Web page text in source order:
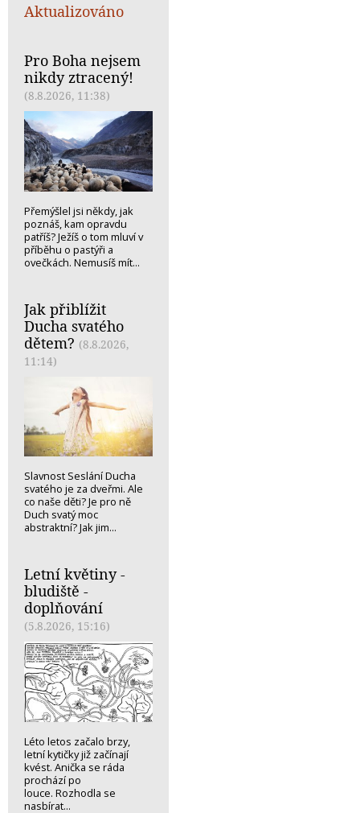
Aktualizováno
Pro Boha nejsem
nikdy ztracený!
(8.8.2026, 11:38)
Přemýšlel jsi někdy, jak
poznáš, kam opravdu
patříš? Ježíš o tom mluví v
příběhu o pastýři a
ovečkách. Nemusíš mít...
Jak přiblížit
Ducha svatého
dětem? (8.8.2026,
11:14)
Slavnost Seslání Ducha
svatého je za dveřmi. Ale
co naše děti? Je pro ně
Duch svatý moc
abstraktní? Jak jim...
Letní květiny -
bludiště -
doplňování
(5.8.2026, 15:16)
Léto letos začalo brzy,
letní kytičky již začínají
kvést. Anička se ráda
prochází po
louce. Rozhodla se
nasbírat...